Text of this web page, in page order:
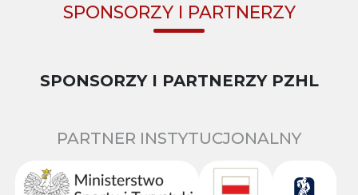
SPONSORZY I PARTNERZY
SPONSORZY I PARTNERZY PZHL
PARTNER INSTYTUCJONALNY